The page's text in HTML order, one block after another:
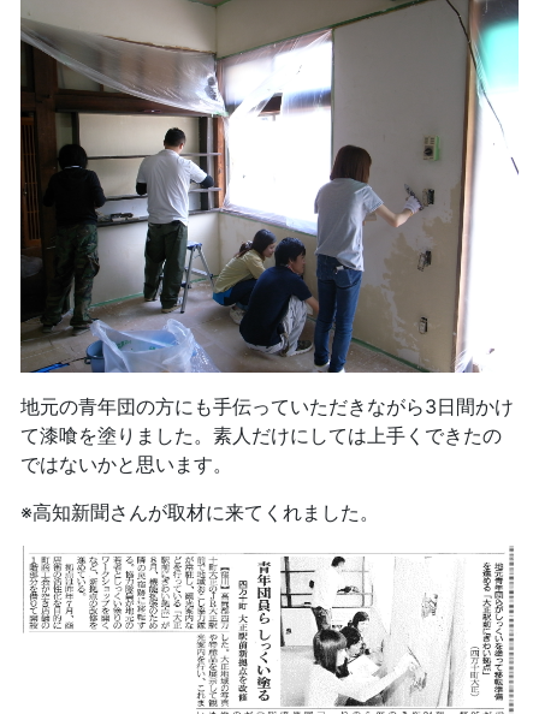
地元の青年団の方にも手伝っていただきながら3日間かけ
て漆喰を塗りました。素人だけにしては上手くできたの
ではないかと思います。
※高知新聞さんが取材に来てくれました。